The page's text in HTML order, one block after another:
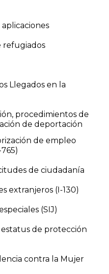
refugiados
Llegados en la
procedimientos de
de deportación
de empleo
de ciudadanía
extranjeros (I-130)
(SIJ)
de protección
contra la Mujer